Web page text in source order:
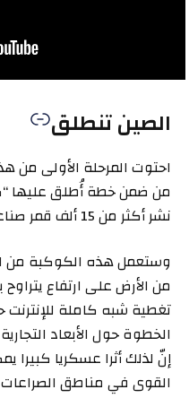
الصين تنطلق
من ضمن خطة أُطلق عليها
نشر أكثر من 15 ألف قمر صناعي.
وستعمل هذه الكوكبة من
تغطية شبه كاملة
الخطوة حول الأبعاد
إنّ لذلك أثرا عسكريا كبيرا
القوى في مناطق الصراعات